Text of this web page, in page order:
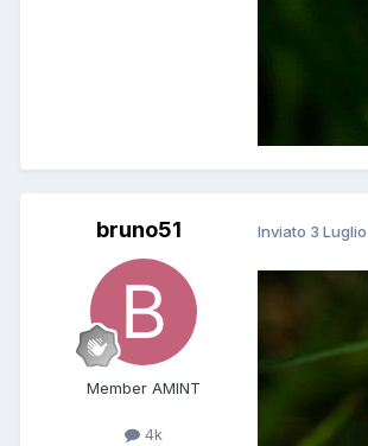
bruno51
Member AMINT
4k
Inviato 3